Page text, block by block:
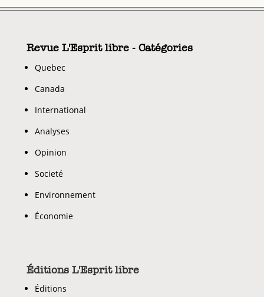
Revue L'Esprit libre - Catégories
Quebec
Canada
International
Analyses
Opinion
Societé
Environnement
Économie
Éditions L'Esprit libre
Éditions